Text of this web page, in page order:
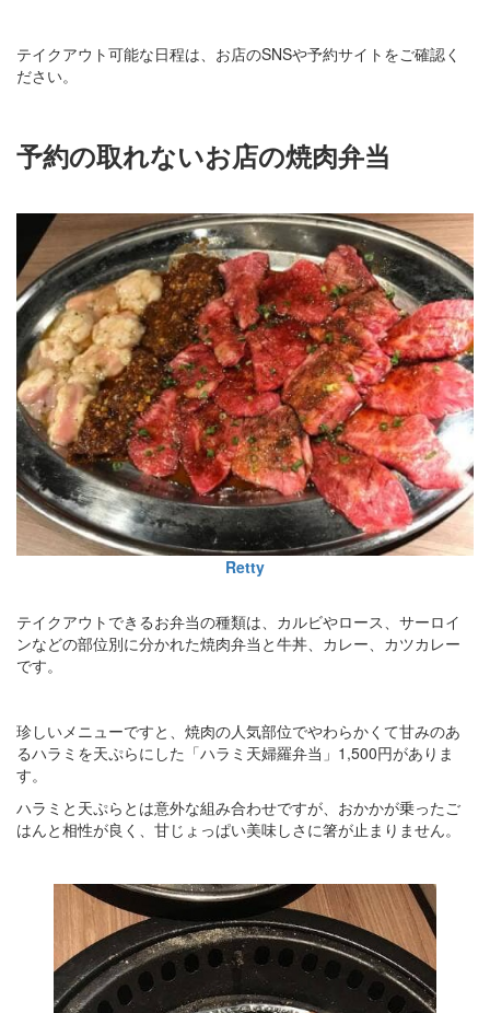
テイクアウト可能な日程は、お店のSNSや予約サイトをご確認く
ださい。
予約の取れないお店の焼肉弁当
Retty
テイクアウトできるお弁当の種類は、カルビやロース、サーロイ
ンなどの部位別に分かれた焼肉弁当と牛丼、カレー、カツカレー
です。
珍しいメニューですと、焼肉の人気部位でやわらかくて甘みのあ
るハラミを天ぷらにした「ハラミ天婦羅弁当」1,500円がありま
す。
ハラミと天ぷらとは意外な組み合わせですが、おかかが乗ったご
はんと相性が良く、甘じょっぱい美味しさに箸が止まりません。